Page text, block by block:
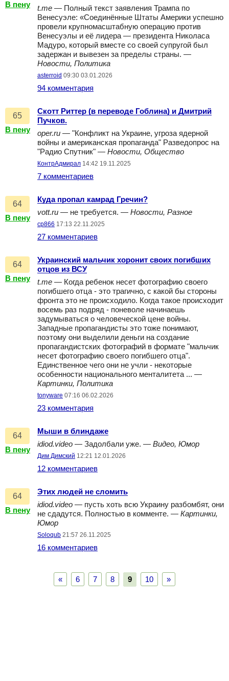
В пену
t.me — Полный текст заявления Трампа по
Венесуэле: «Соединённые Штаты Америки успешно
провели крупномасштабную операцию против
Венесуэлы и её лидера — президента Николаса
Мадуро, который вместе со своей супругой был
задержан и вывезен за пределы страны. —
Новости, Политика
asterroid 09:30 03.01.2026
94 комментария
65
В пену
Скотт Риттер (в переводе Гоблина) и Дмитрий
Пучков.
oper.ru — "Конфликт на Украине, угроза ядерной
войны и американская пропаганда" Разведопрос на
"Радио Спутник" — Новости, Общество
КонтрАдмирал 14:42 19.11.2025
7 комментариев
64
В пену
Куда пропал камрад Гречин?
vott.ru — не требуется. — Новости, Разное
cp866 17:13 22.11.2025
27 комментариев
64
В пену
Украинский мальчик хоронит своих погибших
отцов из ВСУ
t.me — Когда ребенок несет фотографию своего
погибшего отца - это трагично, с какой бы стороны
фронта это не происходило. Когда такое происходит
восемь раз подряд - поневоле начинаешь
задумываться о человеческой цене войны.
Западные пропагандисты это тоже понимают,
поэтому они выделили деньги на создание
пропагандистских фотографий в формате "мальчик
несет фотографию своего погибшего отца".
Единственное чего они не учли - некоторые
особенности национального менталитета ... —
Картинки, Политика
tonyware 07:16 06.02.2026
23 комментария
64
В пену
Мыши в блиндаже
idiod.video — Задолбали уже. — Видео, Юмор
Дим Димский 12:21 12.01.2026
12 комментариев
64
В пену
Этих людей не сломить
idiod.video — пусть хоть всю Украину разбомбят, они
не сдадутся. Полностью в комменте. — Картинки,
Юмор
Soloqub 21:57 26.11.2025
16 комментариев
« 6 7 8 9 10 »